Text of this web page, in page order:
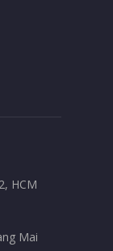
HCM
Mai